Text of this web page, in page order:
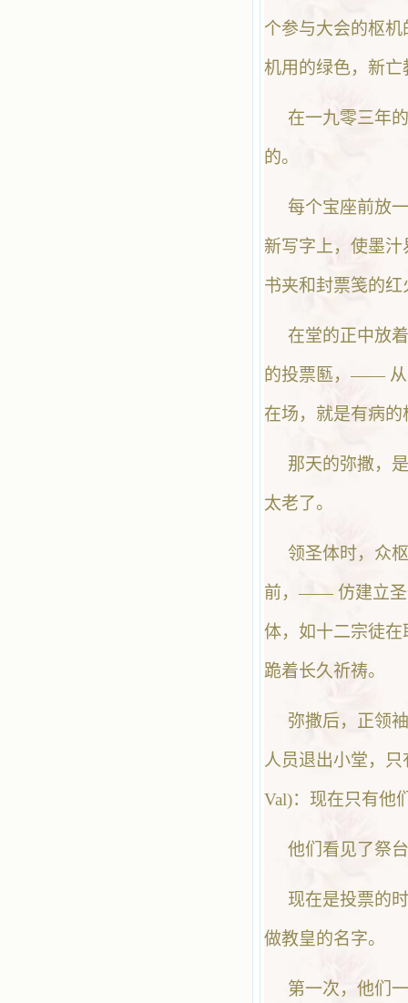
个参与大会的枢
机用的绿色，新
在一九零三年
的。
每个宝座前放
新写字上，使墨
书夹和封票笺的
在堂的正中放
的投票匦，—— 从
在场，就是有病
那天的弥撒，
太老了。
领圣体时，众
前，—— 仿建立圣
体，如十二宗徒
跪着长久祈祷。
弥撒后，正领
人员退出小堂，
Val)：现在只有他
他们看见了祭
现在是投票的
做教皇的名字。
第一次，他们